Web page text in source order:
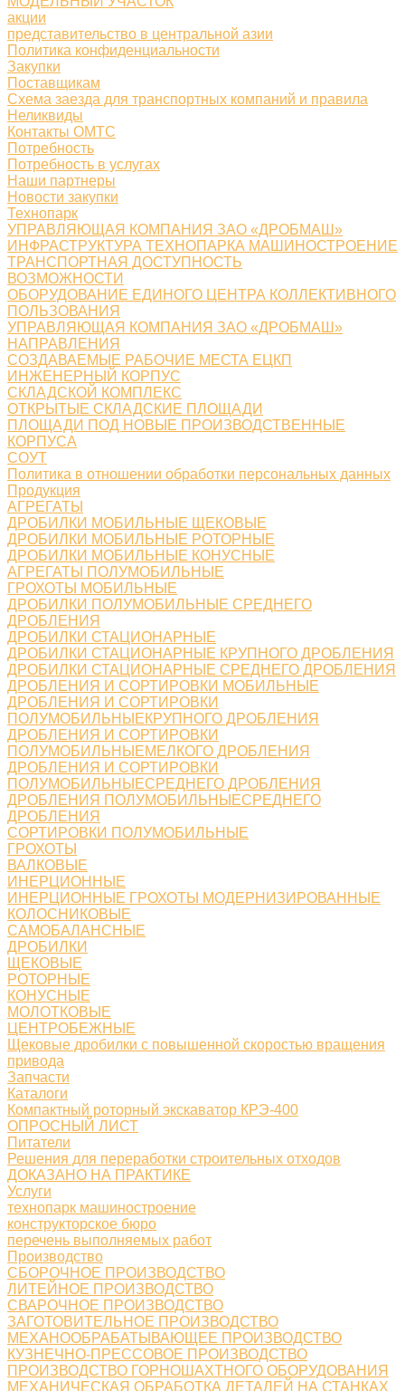
акции
представительство в центральной азии
Политика конфиденциальности
Закупки
Поставщикам
Схема заезда для транспортных компаний и правила
Неликвиды
Контакты ОМТС
Потребность
Потребность в услугах
Наши партнеры
Новости закупки
Технопарк
УПРАВЛЯЮЩАЯ КОМПАНИЯ ЗАО «ДРОБМАШ»
ИНФРАСТРУКТУРА ТЕХНОПАРКА МАШИНОСТРОЕНИЕ
ТРАНСПОРТНАЯ ДОСТУПНОСТЬ
ВОЗМОЖНОСТИ
ОБОРУДОВАНИЕ ЕДИНОГО ЦЕНТРА КОЛЛЕКТИВНОГО
ПОЛЬЗОВАНИЯ
УПРАВЛЯЮЩАЯ КОМПАНИЯ ЗАО «ДРОБМАШ»
НАПРАВЛЕНИЯ
СОЗДАВАЕМЫЕ РАБОЧИЕ МЕСТА ЕЦКП
ИНЖЕНЕРНЫЙ КОРПУС
СКЛАДСКОЙ КОМПЛЕКС
ОТКРЫТЫЕ СКЛАДСКИЕ ПЛОЩАДИ
ПЛОЩАДИ ПОД НОВЫЕ ПРОИЗВОДСТВЕННЫЕ
КОРПУСА
СОУТ
Политика в отношении обработки персональных данных
Продукция
АГРЕГАТЫ
ДРОБИЛКИ МОБИЛЬНЫЕ ЩЕКОВЫЕ
ДРОБИЛКИ МОБИЛЬНЫЕ РОТОРНЫЕ
ДРОБИЛКИ МОБИЛЬНЫЕ КОНУСНЫЕ
АГРЕГАТЫ ПОЛУМОБИЛЬНЫЕ
ГРОХОТЫ МОБИЛЬНЫЕ
ДРОБИЛКИ ПОЛУМОБИЛЬНЫЕ СРЕДНЕГО
ДРОБЛЕНИЯ
ДРОБИЛКИ СТАЦИОНАРНЫЕ
ДРОБИЛКИ СТАЦИОНАРНЫЕ КРУПНОГО ДРОБЛЕНИЯ
ДРОБИЛКИ СТАЦИОНАРНЫЕ СРЕДНЕГО ДРОБЛЕНИЯ
ДРОБЛЕНИЯ И СОРТИРОВКИ МОБИЛЬНЫЕ
ДРОБЛЕНИЯ И СОРТИРОВКИ
ПОЛУМОБИЛЬНЫЕКРУПНОГО ДРОБЛЕНИЯ
ДРОБЛЕНИЯ И СОРТИРОВКИ
ПОЛУМОБИЛЬНЫЕМЕЛКОГО ДРОБЛЕНИЯ
ДРОБЛЕНИЯ И СОРТИРОВКИ
ПОЛУМОБИЛЬНЫЕСРЕДНЕГО ДРОБЛЕНИЯ
ДРОБЛЕНИЯ ПОЛУМОБИЛЬНЫЕСРЕДНЕГО
ДРОБЛЕНИЯ
СОРТИРОВКИ ПОЛУМОБИЛЬНЫЕ
ГРОХОТЫ
ВАЛКОВЫЕ
ИНЕРЦИОННЫЕ
ИНЕРЦИОННЫЕ ГРОХОТЫ МОДЕРНИЗИРОВАННЫЕ
КОЛОСНИКОВЫЕ
САМОБАЛАНСНЫЕ
ДРОБИЛКИ
ЩЕКОВЫЕ
РОТОРНЫЕ
КОНУСНЫЕ
МОЛОТКОВЫЕ
ЦЕНТРОБЕЖНЫЕ
Щековые дробилки с повышенной скоростью вращения
привода
Запчасти
Каталоги
Компактный роторный экскаватор КРЭ-400
ОПРОСНЫЙ ЛИСТ
Питатели
Решения для переработки строительных отходов
ДОКАЗАНО НА ПРАКТИКЕ
Услуги
технопарк машиностроение
конструкторское бюро
перечень выполняемых работ
Производство
СБОРОЧНОЕ ПРОИЗВОДСТВО
ЛИТЕЙНОЕ ПРОИЗВОДСТВО
СВАРОЧНОЕ ПРОИЗВОДСТВО
ЗАГОТОВИТЕЛЬНОЕ ПРОИЗВОДСТВО
МЕХАНООБРАБАТЫВАЮЩЕЕ ПРОИЗВОДСТВО
КУЗНЕЧНО-ПРЕССОВОЕ ПРОИЗВОДСТВО
ПРОИЗВОДСТВО ГОРНОШАХТНОГО ОБОРУДОВАНИЯ
МЕХАНИЧЕСКАЯ ОБРАБОТКА ДЕТАЛЕЙ НА СТАНКАХ